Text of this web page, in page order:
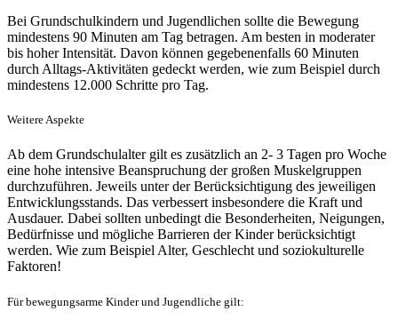
Bei Grundschulkindern und Jugendlichen sollte die Bewegung
mindestens 90 Minuten am Tag betragen. Am besten in moderater
bis hoher Intensität. Davon können gegebenenfalls 60 Minuten
durch Alltags-Aktivitäten gedeckt werden, wie zum Beispiel durch
mindestens 12.000 Schritte pro Tag.
Weitere Aspekte
Ab dem Grundschulalter gilt es zusätzlich an 2- 3 Tagen pro Woche
eine hohe intensive Beanspruchung der großen Muskelgruppen
durchzuführen. Jeweils unter der Berücksichtigung des jeweiligen
Entwicklungsstands. Das verbessert insbesondere die Kraft und
Ausdauer. Dabei sollten unbedingt die Besonderheiten, Neigungen,
Bedürfnisse und mögliche Barrieren der Kinder berücksichtigt
werden. Wie zum Beispiel Alter, Geschlecht und soziokulturelle
Faktoren!
Für bewegungsarme Kinder und Jugendliche gilt: